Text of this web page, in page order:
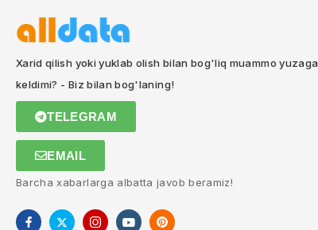
Xarid qilish yoki yuklab olish bilan bog'liq muammo yuzaga
keldimi? - Biz bilan bog'laning!
TELEGRAM
EMAIL
Barcha xabarlarga albatta javob beramiz!